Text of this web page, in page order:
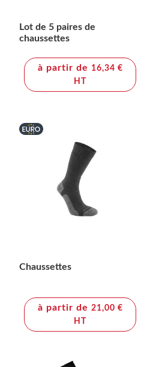
Lot de 5 paires de
chaussettes
à partir de 16,34 €
HT
Chaussettes
à partir de 21,00 €
HT